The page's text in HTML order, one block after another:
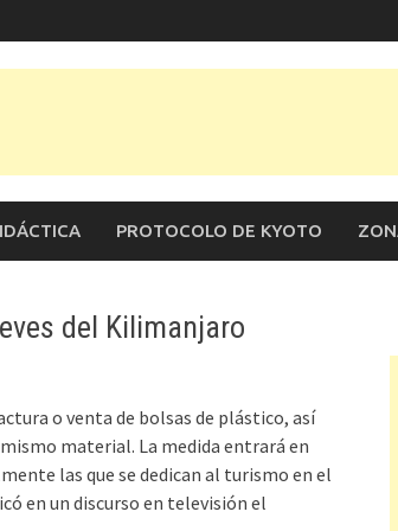
PROTOCOLO DE KYOTO
del Kilimanjaro
o venta de bolsas de plástico, así
material. La medida entrará en
las que se dedican al turismo en el
en un discurso en televisión el